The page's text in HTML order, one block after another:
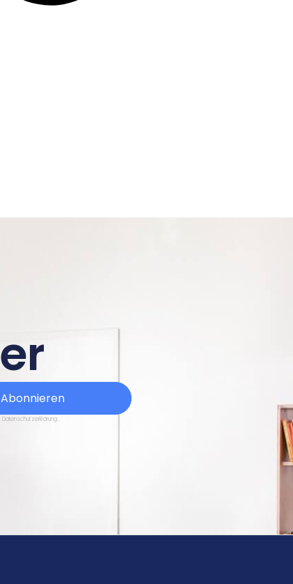
Abonnieren